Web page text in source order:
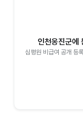
인천옹진군에
심평원 비급여 공개 등